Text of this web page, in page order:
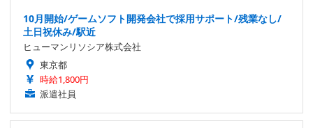
10月開始/ゲームソフト開発会社で採用サポート/残業なし/
土日祝休み/駅近
ヒューマンリソシア株式会社
東京都
時給1,800円
派遣社員